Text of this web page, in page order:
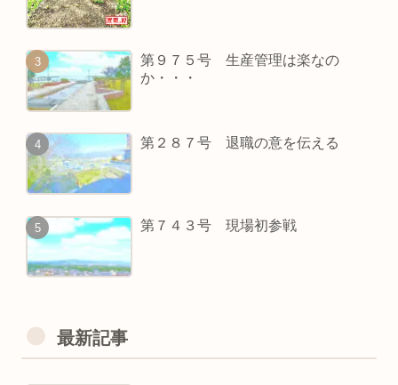
第９７５号 生産管理は楽なの
か・・・
第２８７号 退職の意を伝える
第７４３号 現場初参戦
最新記事